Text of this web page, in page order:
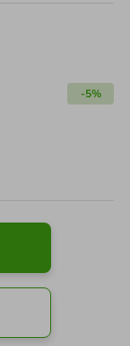
-5%